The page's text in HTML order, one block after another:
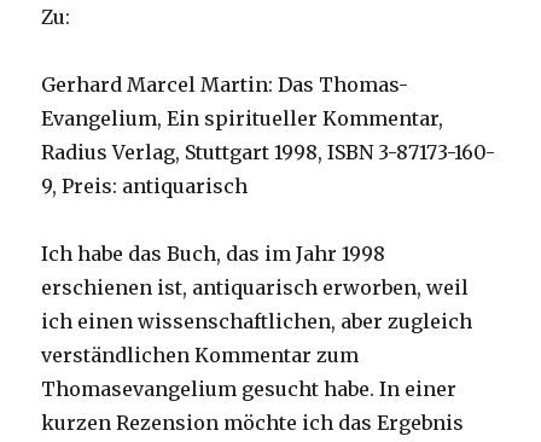
Zu:
Gerhard Marcel Martin: Das Thomas-
Evangelium, Ein spiritueller Kommentar,
Radius Verlag, Stuttgart 1998, ISBN 3-87173-160-
9, Preis: antiquarisch
Ich habe das Buch, das im Jahr 1998
erschienen ist, antiquarisch erworben, weil
ich einen wissenschaftlichen, aber zugleich
verständlichen Kommentar zum
Thomasevangelium gesucht habe. In einer
kurzen Rezension möchte ich das Ergebnis